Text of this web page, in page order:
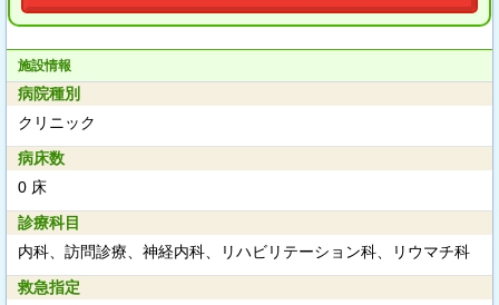
施設情報
病院種別
クリニック
病床数
0 床
診療科目
内科、訪問診療、神経内科、リハビリテーション科、リウマチ科
救急指定